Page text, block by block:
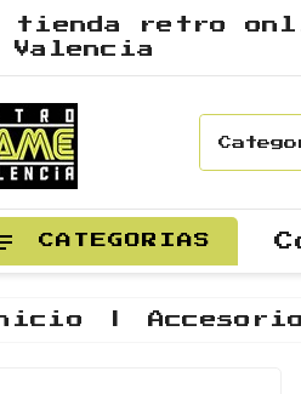
tienda retro
Valencia
CATEGORIAS